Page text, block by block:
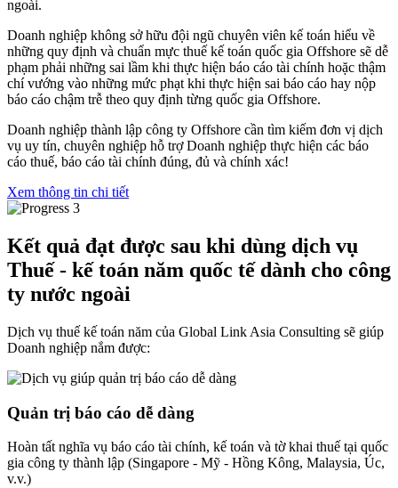
ngoài.
Doanh nghiệp không sở hữu đội ngũ chuyên viên kế toán hiểu về
những quy định và chuẩn mực thuế kế toán quốc gia Offshore sẽ dễ
phạm phải những sai lầm khi thực hiện báo cáo tài chính hoặc thậm
chí vướng vào những mức phạt khi thực hiện sai báo cáo hay nộp
báo cáo chậm trễ theo quy định từng quốc gia Offshore.
Doanh nghiệp thành lập công ty Offshore cần tìm kiếm đơn vị dịch
vụ uy tín, chuyên nghiệp hỗ trợ Doanh nghiệp thực hiện các báo
cáo thuế, báo cáo tài chính đúng, đủ và chính xác!
Xem thông tin chi tiết
Kết quả đạt được sau khi dùng dịch vụ
Thuế - kế toán năm quốc tế dành cho công
ty nước ngoài
Dịch vụ thuế kế toán năm của Global Link Asia Consulting sẽ giúp
Doanh nghiệp nắm được:
Quản trị báo cáo dễ dàng
Hoàn tất nghĩa vụ báo cáo tài chính, kế toán và tờ khai thuế tại quốc
gia công ty thành lập (Singapore - Mỹ - Hồng Kông, Malaysia, Úc,
v.v.)